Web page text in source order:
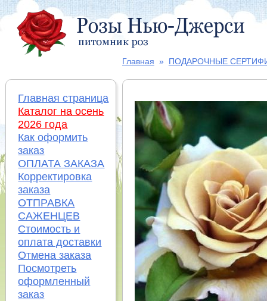
Главная » ПОДАРОЧНЫЕ
Главная страница
Каталог на осень
2026 года
Как оформить
заказ
ОПЛАТА ЗАКАЗА
Корректировка
заказа
ОТПРАВКА
САЖЕНЦЕВ
Стоимость и
оплата доставки
Отмена заказа
Посмотреть
оформленный
заказ